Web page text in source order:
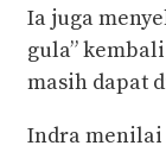
Ia juga
gula”
masih dapat
Indra menilai